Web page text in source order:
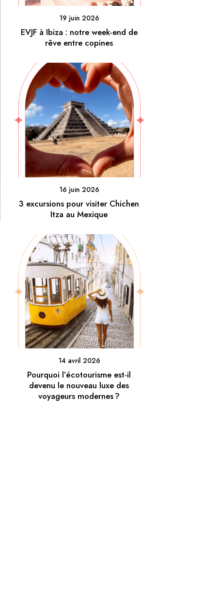
19 juin 2026
EVJF à Ibiza : notre week-end de
rêve entre copines
16 juin 2026
3 excursions pour visiter Chichen
Itza au Mexique
14 avril 2026
Pourquoi l’écotourisme est-il
devenu le nouveau luxe des
voyageurs modernes ?